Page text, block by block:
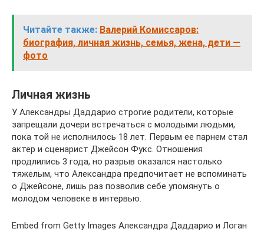
Читайте также: Валерий Комиссаров:
биография, личная жизнь, семья, жена, дети —
фото
Личная жизнь
У Александры Даддарио строгие родители, которые
запрещали дочери встречаться с молодыми людьми,
пока той не исполнилось 18 лет. Первым ее парнем стал
актер и сценарист Джейсон Фукс. Отношения
продлились 3 года, но разрыв оказался настолько
тяжелым, что Александра предпочитает не вспоминать
о Джейсоне, лишь раз позволив себе упомянуть о
молодом человеке в интервью.
Embed from Getty Images Александра Даддарио и Логан